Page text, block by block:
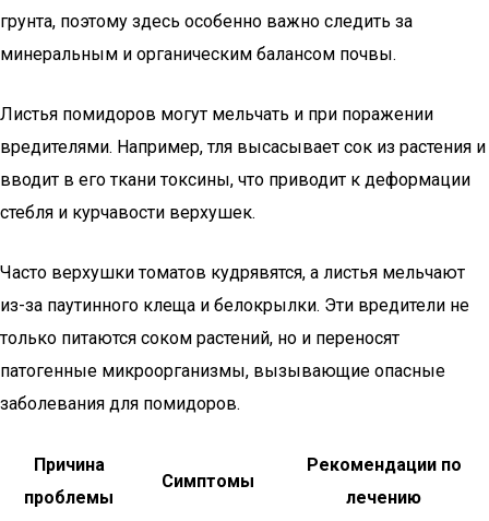
грунта, поэтому здесь особенно важно следить за
минеральным и органическим балансом почвы.
Листья помидоров могут мельчать и при поражении
вредителями. Например, тля высасывает сок из растения и
вводит в его ткани токсины, что приводит к деформации
стебля и курчавости верхушек.
Часто верхушки томатов кудрявятся, а листья мельчают
из-за паутинного клеща и белокрылки. Эти вредители не
только питаются соком растений, но и переносят
патогенные микроорганизмы, вызывающие опасные
заболевания для помидоров.
Причина
проблемы
Симптомы
Рекомендации по
лечению